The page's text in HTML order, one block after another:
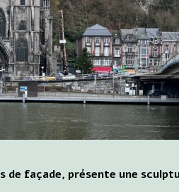
façade, présente une